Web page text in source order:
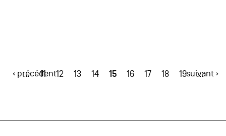
‹ précédent
… 11 12 13 14 15 16 17 18 19 …
suivant ›